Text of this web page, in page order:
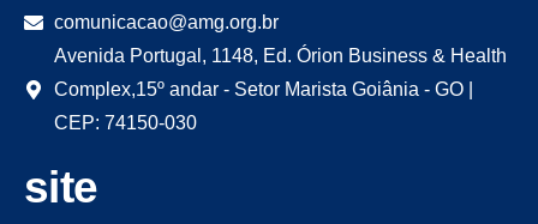
comunicacao@amg.org.br
Avenida Portugal, 1148, Ed. Órion Business & Health
Complex,15º andar - Setor Marista Goiânia - GO |
CEP: 74150-030
site